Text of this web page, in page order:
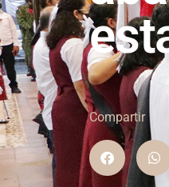
Compartir